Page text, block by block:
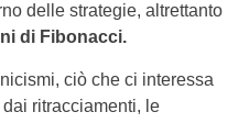
delle strategie, altrettanto
di Fibonacci.
ciò che ci interessa
ritracciamenti, le